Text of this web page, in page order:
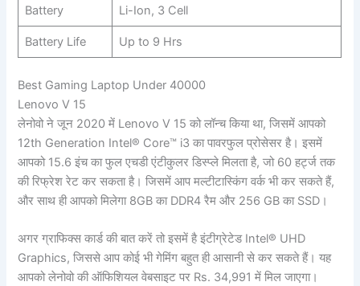
Battery Li-Ion, 3 Cell
Battery Life Up to 9 Hrs
Best Gaming Laptop Under 40000
Lenovo V 15
लेनोवो ने जून 2020 में Lenovo V 15 को लॉन्च किया था, जिसमें आपको
12th Generation Intel® Core™ i3 का पावरफुल प्रोसेसर है। इसमें
आपको 15.6 इंच का फुल एचडी एंटीकुलर डिस्प्ले मिलता है, जो 60 हर्ट्ज तक
की रिफ्रेश रेट कर सकता है। जिसमें आप मल्टीटास्किंग वर्क भी कर सकते हैं,
और साथ ही आपको मिलेगा 8GB का DDR4 रैम और 256 GB का SSD।
अगर ग्राफिक्स कार्ड की बात करें तो इसमें है इंटीग्रेटेड Intel® UHD
Graphics, जिससे आप कोई भी गेमिंग बहुत ही आसानी से कर सकते हैं। यह
आपको लेनोवो की ऑफिशियल वेबसाइट पर Rs. 34,991 में मिल जाएगा।